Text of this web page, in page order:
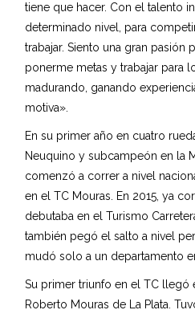
tiene que hacer. Con el talento
determinado nivel, para
trabajar. Siento una gran pasión
ponerme metas y trabajar para
madurando, ganando
motiva».
En su primer año en cuatro
Neuquino y subcampeón en la
comenzó a correr a nivel
en el TC Mouras. En 2015, ya
debutaba en el Turismo
también pegó el salto a nivel
mudó solo a un departamento
Su primer triunfo en el TC llegó
Roberto Mouras de La Plata.